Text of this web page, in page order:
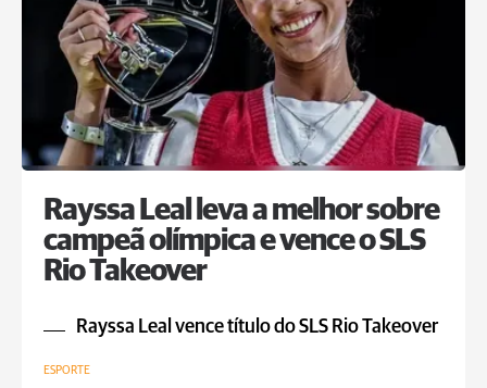
Rayssa Leal leva a melhor sobre
campeã olímpica e vence o SLS
Rio Takeover
Rayssa Leal vence título do SLS Rio Takeover
ESPORTE